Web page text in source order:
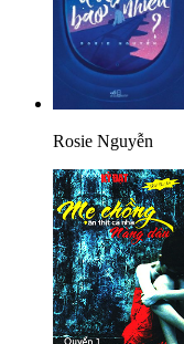
Rosie Nguyễn